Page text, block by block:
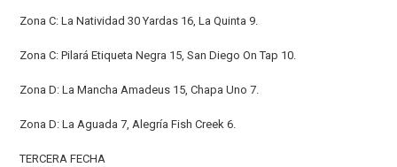
Zona C: La Natividad 30 Yardas 16, La Quinta 9.
Zona C: Pilará Etiqueta Negra 15, San Diego On Tap 10.
Zona D: La Mancha Amadeus 15, Chapa Uno 7.
Zona D: La Aguada 7, Alegría Fish Creek 6.
TERCERA FECHA